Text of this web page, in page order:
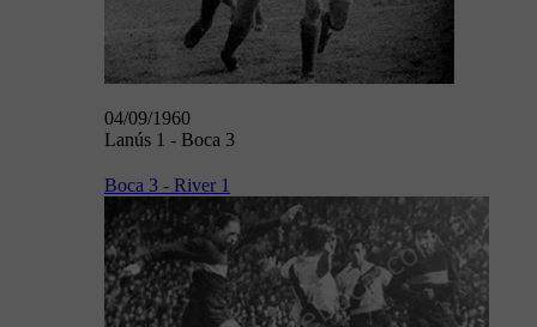
04/09/1960
Lanús 1 - Boca 3
Boca 3 - River 1